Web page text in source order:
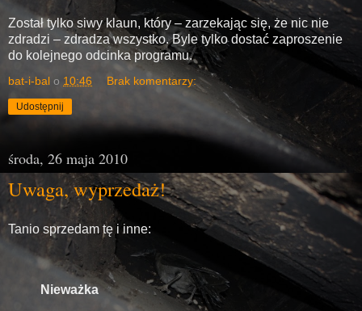
Został tylko siwy klaun, który – zarzekając się, że nic nie
zdradzi – zdradza wszystko. Byle tylko dostać zaproszenie
do kolejnego odcinka programu.
bat-i-bal o 10:46 Brak komentarzy:
Udostępnij
środa, 26 maja 2010
Uwaga, wyprzedaż!
Tanio sprzedam tę i inne:
Nieważka